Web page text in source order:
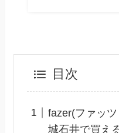
目次
fazer(ファッ
城石井で買え